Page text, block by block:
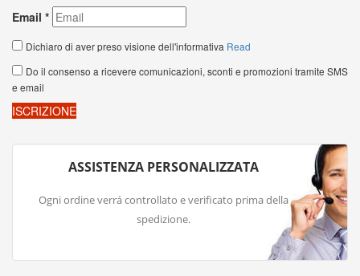
ASSISTENZA PERSONALIZZATA
Ogni ordine verrá controllato e verificato prima della
spedizione.